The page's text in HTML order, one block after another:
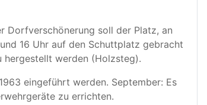
Dorfverschönerung soll der Platz, an
16 Uhr auf den Schuttplatz gebracht
hergestellt werden (Holzsteg).
eingeführt werden. September: Es
zu errichten.